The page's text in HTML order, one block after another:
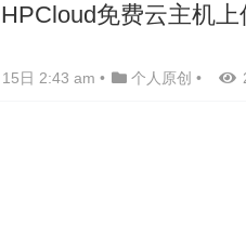
免费云主机
日 2:43 am • 个人原创 •